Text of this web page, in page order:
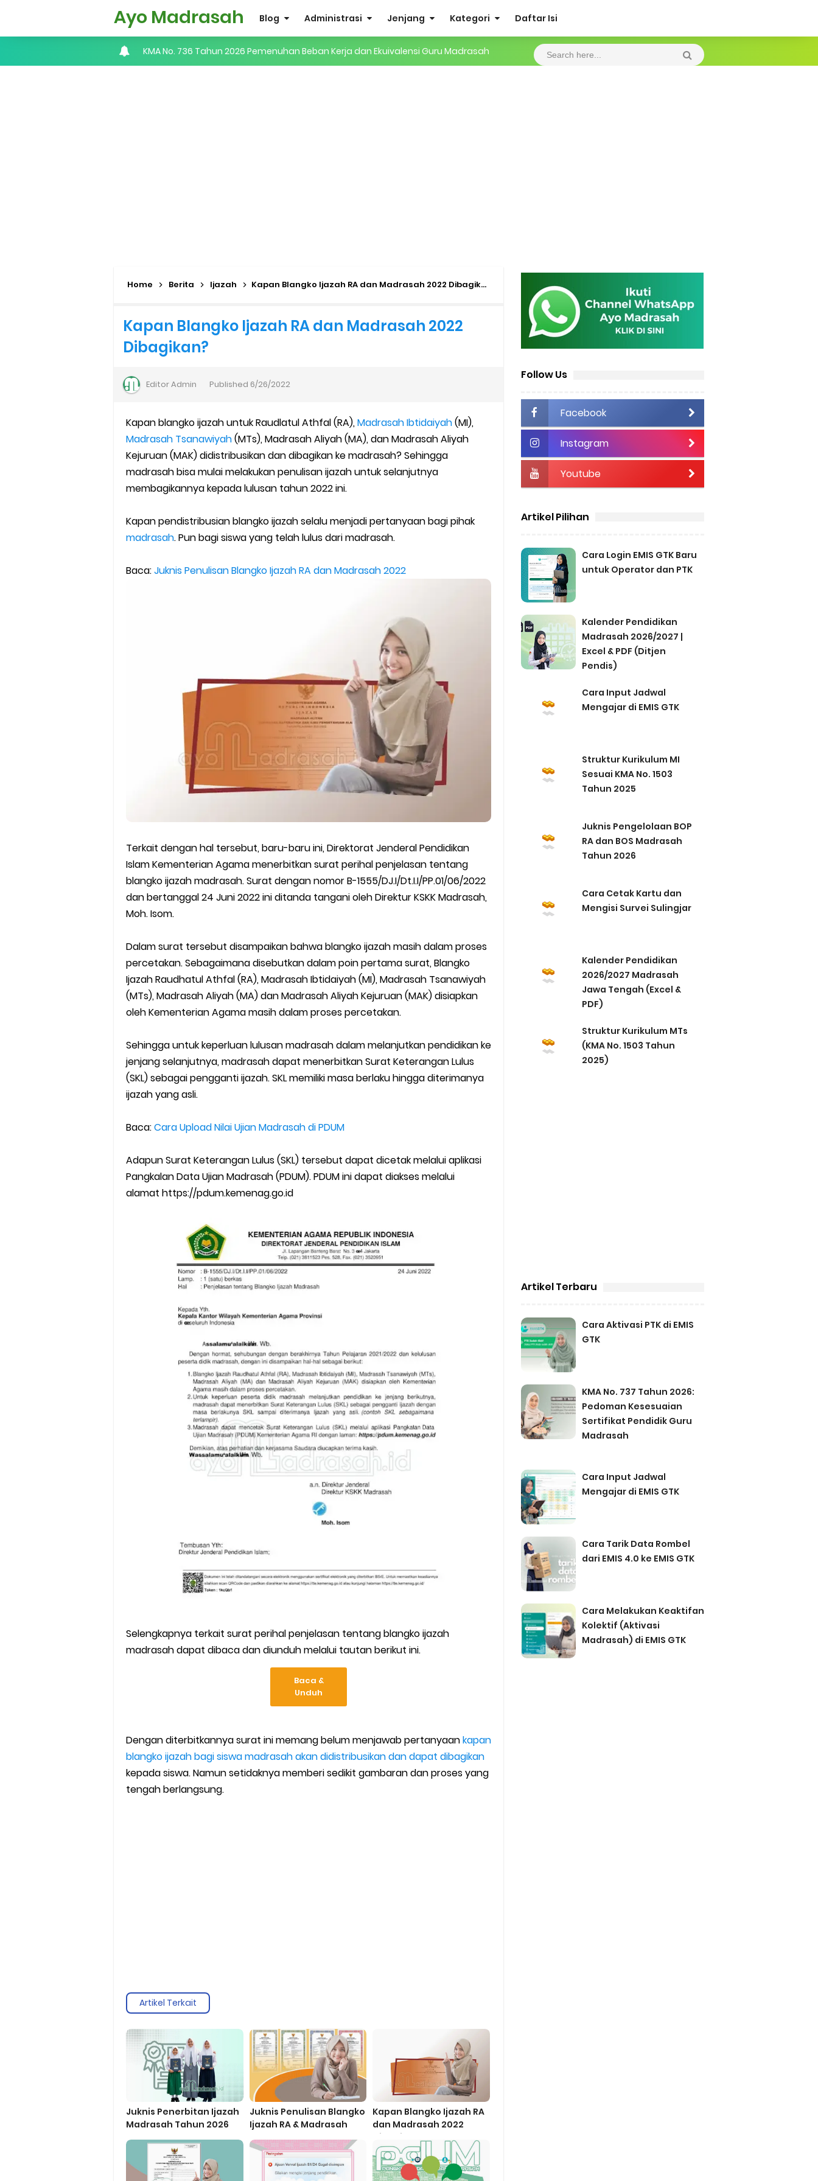
Ayo Madrasah Blog Administrasi Jenjang Kategori Daftar Isi
KMA No. 736 Tahun 2026 Pemenuhan Beban Kerja dan Ekuivalensi Guru Madrasah
Solusi Agar Valid Rapor & Status Verval di PDUM Tercentang Hijau
Cara Mengajukan Tunjangan Insentif di EMIS-GTK Baru
SEB Upacara Bendera di Sekolah dan Madrasah
Cara Install Aplikasi Exam Browser Client TKA 2026
Juknis Pembayaran TPG Guru Madrasah 2026
Pelatihan MOOC Pintar Kemenag Periode Maret 2026
Yang Dilakukan Proktor Sebelum Simulasi TKA
KMA No. 737 Tahun 2026: Pedoman Kesesuaian Sertifikat Pendidik Guru Madrasah
Cara Input Jadwal Mengajar di EMIS GTK
Cara Tarik Data Rombel dari EMIS 4.0 ke EMIS GTK
Cara Melakukan Keaktifan Kolektif (Aktivasi Madrasah) di EMIS GTK
Friday, 7 August
Home Berita Ijazah Kapan Blangko Ijazah RA dan Madrasah 2022 Dibagikan?
Kapan Blangko Ijazah RA dan Madrasah 2022
Dibagikan?
EditorAdmin Published 6/26/2022
Kapan blangko ijazah untuk Raudlatul Athfal (RA),Madrasah Ibtidaiyah(MI),
Madrasah Tsanawiyah(MTs), Madrasah Aliyah (MA), dan Madrasah Aliyah
Kejuruan (MAK) didistribusikan dan dibagikan ke madrasah? Sehingga
madrasah bisa mulai melakukan penulisan ijazah untuk selanjutnya
membagikannya kepada lulusan tahun 2022 ini.
Kapan pendistribusian blangko ijazah selalu menjadi pertanyaan bagi pihak
madrasah. Pun bagi siswa yang telah lulus dari madrasah.
Baca:Juknis Penulisan Blangko Ijazah RA dan Madrasah 2022
Terkait dengan hal tersebut, baru-baru ini, Direktorat Jenderal Pendidikan
Islam Kementerian Agama menerbitkan surat perihal penjelasan tentang
blangko ijazah madrasah. Surat dengan nomor B-1555/DJ.I/Dt.I.I/PP.01/06/2022
dan bertanggal 24 Juni 2022 ini ditanda tangani oleh Direktur KSKK Madrasah,
Moh. Isom.
Dalam surat tersebut disampaikan bahwa blangko ijazah masih dalam proses
percetakan. Sebagaimana disebutkan dalam poin pertama surat, Blangko
Ijazah Raudhatul Athfal (RA), Madrasah Ibtidaiyah (MI), Madrasah Tsanawiyah
(MTs), Madrasah Aliyah (MA) dan Madrasah Aliyah Kejuruan (MAK) disiapkan
oleh Kementerian Agama masih dalam proses percetakan.
Sehingga untuk keperluan lulusan madrasah dalam melanjutkan pendidikan ke
jenjang selanjutnya, madrasah dapat menerbitkan Surat Keterangan Lulus
(SKL) sebagai pengganti ijazah. SKL memiliki masa berlaku hingga diterimanya
ijazah yang asli.
Baca:Cara Upload Nilai Ujian Madrasah di PDUM
Adapun Surat Keterangan Lulus (SKL) tersebut dapat dicetak melalui aplikasi
Pangkalan Data Ujian Madrasah (PDUM). PDUM ini dapat diakses melalui
alamat https://pdum.kemenag.go.id
Selengkapnya terkait surat perihal penjelasan tentang blangko ijazah
madrasah dapat dibaca dan diunduh melalui tautan berikut ini.
Baca &
Unduh
Dengan diterbitkannya surat ini memang belum menjawab pertanyaankapan
blangko ijazah bagi siswa madrasah akan didistribusikan dan dapat dibagikan
kepada siswa. Namun setidaknya memberi sedikit gambaran dan proses yang
tengah berlangsung.
Artikel Terkait
Juknis Penerbitan Ijazah
Madrasah Tahun 2026
Juknis Penulisan Blangko
Ijazah RA & Madrasah
2023
Kapan Blangko Ijazah RA
dan Madrasah 2022
Dibagikan?
Follow Us
Facebook
Instagram
Youtube
Artikel Pilihan
Cara Login EMIS GTK Baru
untuk Operator dan PTK
Kalender Pendidikan
Madrasah 2026/2027 |
Excel & PDF (Ditjen
Pendis)
Cara Input Jadwal
Mengajar di EMIS GTK
Struktur Kurikulum MI
Sesuai KMA No. 1503
Tahun 2025
Juknis Pengelolaan BOP
RA dan BOS Madrasah
Tahun 2026
Cara Cetak Kartu dan
Mengisi Survei Sulingjar
Kalender Pendidikan
2026/2027 Madrasah
Jawa Tengah (Excel &
PDF)
Struktur Kurikulum MTs
(KMA No. 1503 Tahun
2025)
Artikel Terbaru
Cara Aktivasi PTK di EMIS
GTK
KMA No. 737 Tahun 2026:
Pedoman Kesesuaian
Sertifikat Pendidik Guru
Madrasah
Cara Input Jadwal
Mengajar di EMIS GTK
Cara Tarik Data Rombel
dari EMIS 4.0 ke EMIS GTK
Cara Melakukan Keaktifan
Kolektif (Aktivasi
Madrasah) di EMIS GTK